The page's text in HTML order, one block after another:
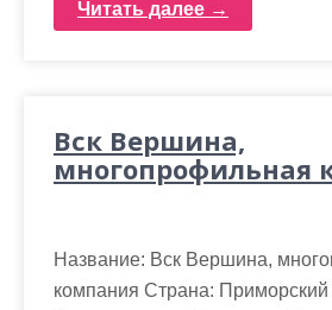
Читать далее →
Вск Вершина,
многопрофильная
Название: Вск Вершина,
компания Страна: Приморский